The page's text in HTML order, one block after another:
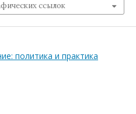
ссылок
политика и практика